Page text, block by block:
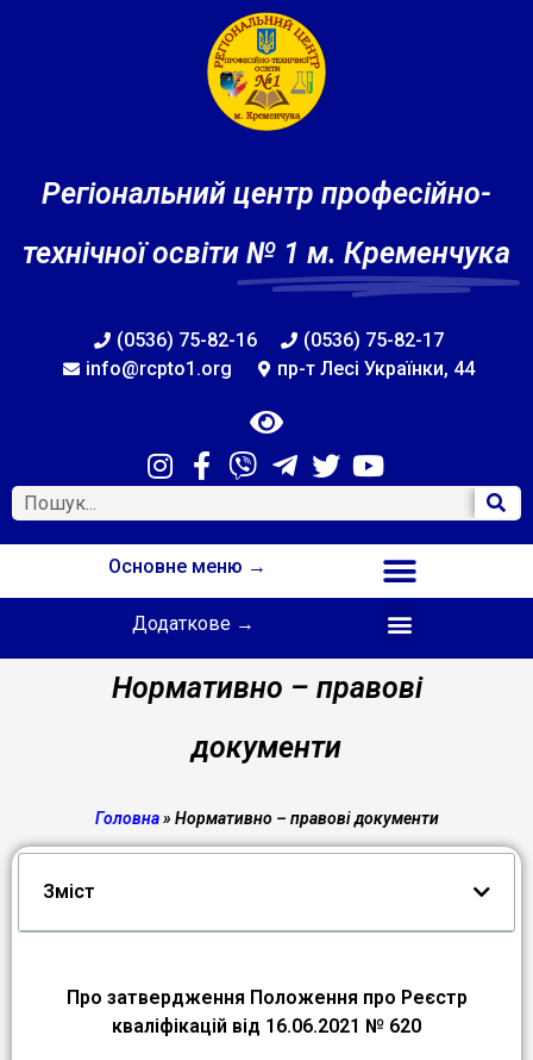
Регіональний центр професійно-
технічної освіти № 1 м. Кременчука
(0536) 75-82-16
(0536) 75-82-17
info@rcpto1.org
пр-т Лесі Українки, 44
Основне меню →
Додаткове →
Нормативно – правові
документи
Головна» Нормативно – правові документи
Зміст
Про затвердження Положення про Реєстр
кваліфікацій від 16.06.2021 № 620